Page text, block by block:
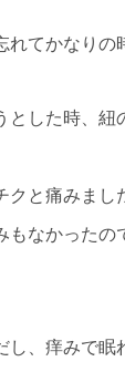
てかなりの
した時、
と痛みまし
なかった
、痒みで眠